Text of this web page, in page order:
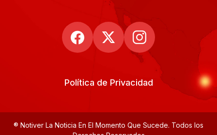
Política de Privacidad
® Notiver La Noticia En El Momento Que Sucede. Todos los